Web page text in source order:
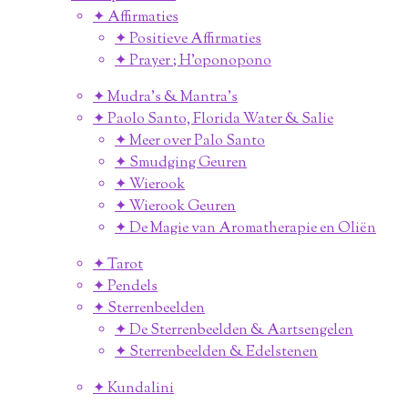
✦ Affirmaties
✦ Positieve Affirmaties
✦ Prayer ; H'oponopono
✦ Mudra's & Mantra's
✦ Paolo Santo, Florida Water & Salie
✦ Meer over Palo Santo
✦ Smudging Geuren
✦ Wierook
✦ Wierook Geuren
✦ De Magie van Aromatherapie en Oliën
✦ Tarot
✦ Pendels
✦ Sterrenbeelden
✦ De Sterrenbeelden & Aartsengelen
✦ Sterrenbeelden & Edelstenen
✦ Kundalini